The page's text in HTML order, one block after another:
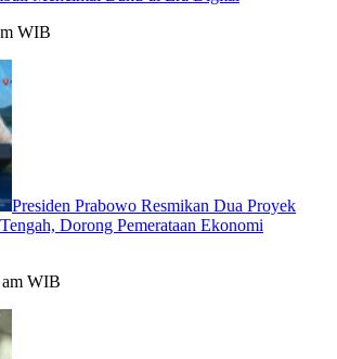
WIB
Presiden Prabowo Resmikan Dua Proyek
Dorong Pemerataan Ekonomi
WIB